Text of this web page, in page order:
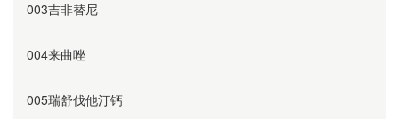
003吉非替尼
004来曲唑
005瑞舒伐他汀钙